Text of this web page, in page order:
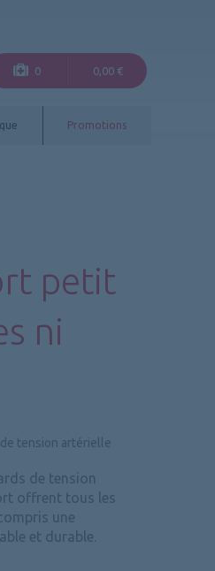
0 0,00 €
Promotions
petit
ni
tension artérielle
de tension
offrent tous les
une
et durable.